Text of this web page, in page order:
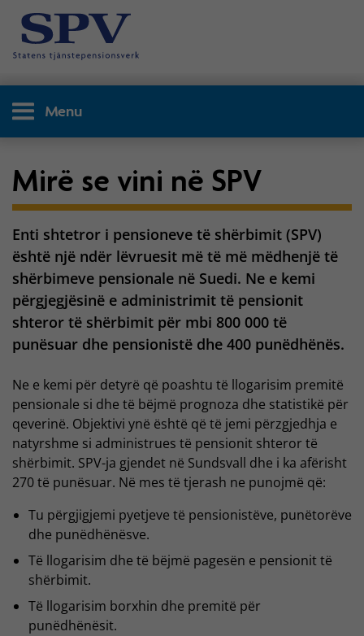
Menu
Mirë se vini në SPV
Enti shtetror i pensioneve të shërbimit (SPV)
është një ndër lëvruesit më të më mëdhenjë të
shërbimeve pensionale në Suedi. Ne e kemi
përgjegjësinë e administrimit të pensionit
shteror të shërbimit për mbi 800 000 të
punësuar dhe pensionistë dhe 400 punëdhënës.
Ne e kemi për detyrë që poashtu të llogarisim premitë
pensionale si dhe të bëjmë prognoza dhe statistikë për
qeverinë. Objektivi ynë është që të jemi përzgjedhja e
natyrshme si administrues të pensionit shteror të
shërbimit. SPV-ja gjendet në Sundsvall dhe i ka afërisht
270 të punësuar. Në mes të tjerash ne punojmë që:
Tu përgjigjemi pyetjeve të pensionistëve, punëtorëve
dhe punëdhënësve.
Të llogarisim dhe të bëjmë pagesën e pensionit të
shërbimit.
Të llogarisim borxhin dhe premitë për
punëdhënësit.